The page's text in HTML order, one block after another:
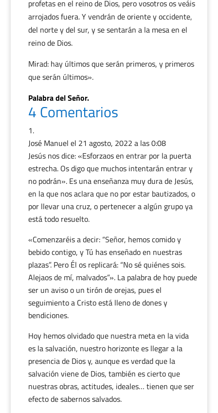
profetas en el reino de Dios, pero vosotros os veáis
arrojados fuera. Y vendrán de oriente y occidente,
del norte y del sur, y se sentarán a la mesa en el
reino de Dios.
Mirad: hay últimos que serán primeros, y primeros
que serán últimos».
Palabra del Señor.
4 Comentarios
José Manuel el 21 agosto, 2022 a las 0:08
Jesús nos dice: «Esforzaos en entrar por la puerta
estrecha. Os digo que muchos intentarán entrar y
no podrán». Es una enseñanza muy dura de Jesús,
en la que nos aclara que no por estar bautizados, o
por llevar una cruz, o pertenecer a algún grupo ya
está todo resuelto.
«Comenzaréis a decir: “Señor, hemos comido y
bebido contigo, y Tú has enseñado en nuestras
plazas”. Pero Él os replicará: “No sé quiénes sois.
Alejaos de mí, malvados”». La palabra de hoy puede
ser un aviso o un tirón de orejas, pues el
seguimiento a Cristo está lleno de dones y
bendiciones.
Hoy hemos olvidado que nuestra meta en la vida
es la salvación, nuestro horizonte es llegar a la
presencia de Dios y, aunque es verdad que la
salvación viene de Dios, también es cierto que
nuestras obras, actitudes, ideales… tienen que ser
efecto de sabernos salvados.